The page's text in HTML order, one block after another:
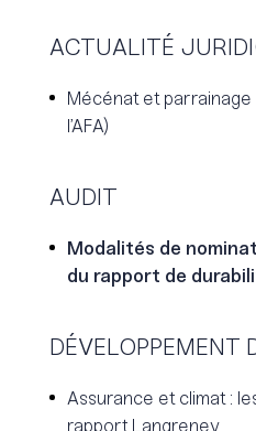
ACTUALITÉ
Mécénat et parrainage
l’AFA)
AUDIT
Modalités de
du rapport de
DÉVELOPPEMENT
Assurance et climat :